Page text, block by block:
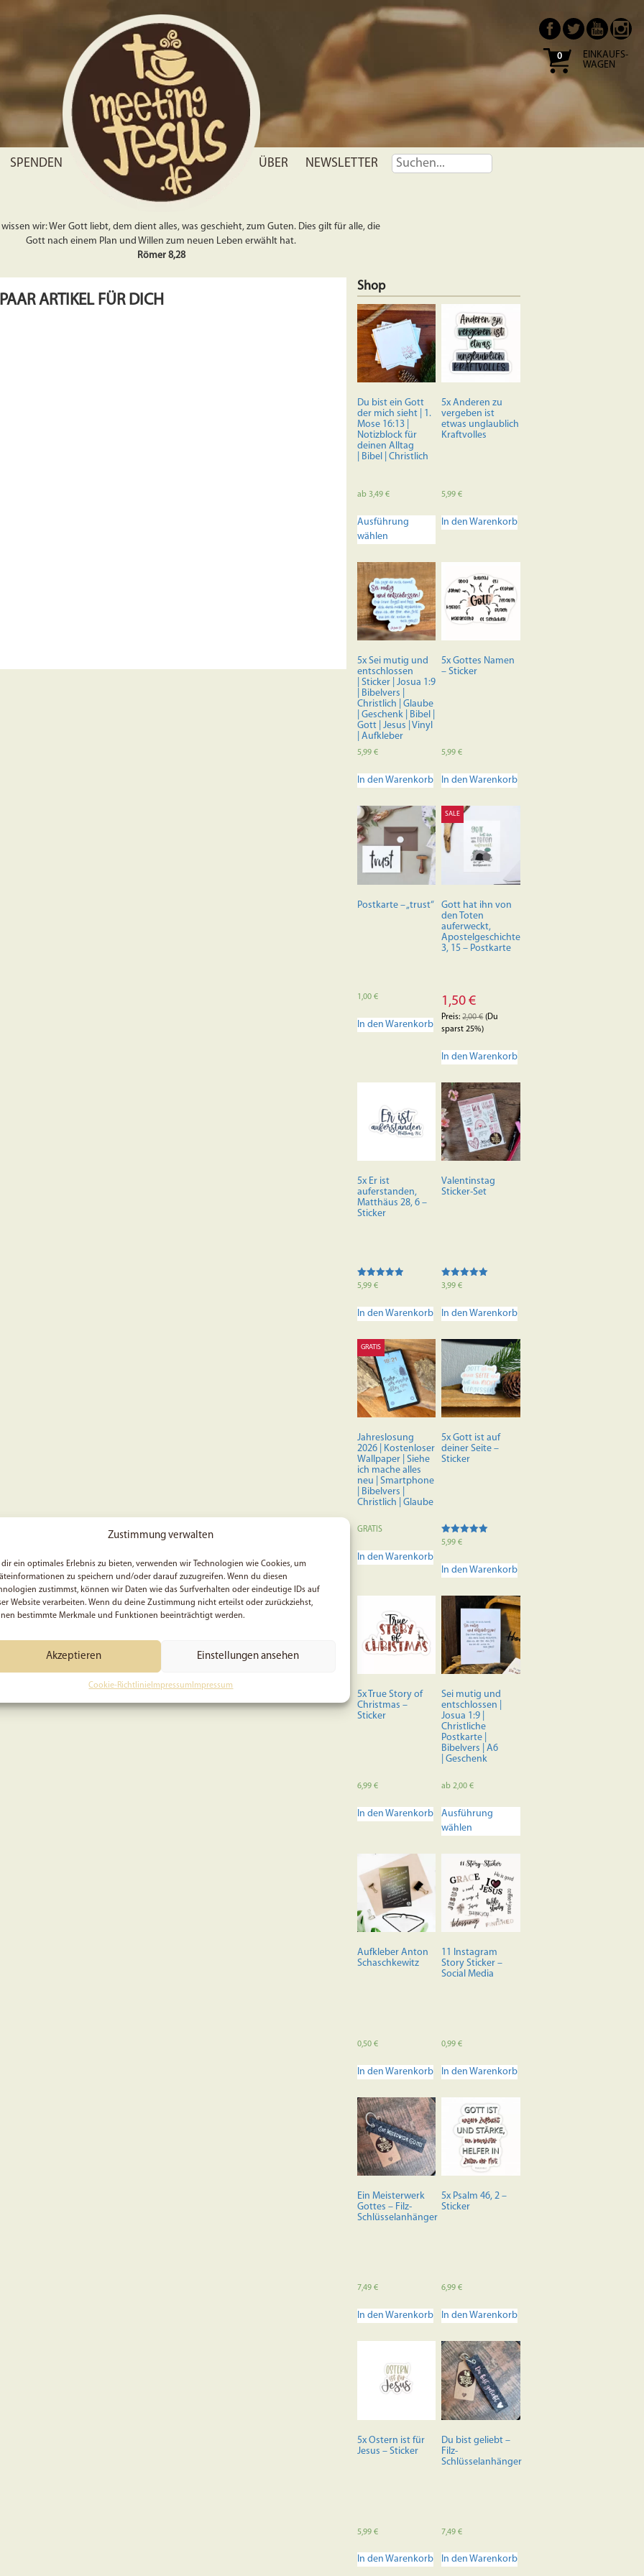
Zustimmung verwalten
dir ein optimales Erlebnis zu bieten, verwenden wir Technologien wie Cookies, um
zu speichern und/oder darauf zuzugreifen. Wenn du diesen
zustimmst, können wir Daten wie das Surfverhalten oder eindeutige IDs auf
Website verarbeiten. Wenn du deine Zustimmung nicht erteilst oder zurückziehst,
bestimmte Merkmale und Funktionen beeinträchtigt werden.
Akzeptieren Einstellungen ansehen
Cookie-Richtlinie Impressum Impressum
0
EINKAUFS-
WAGEN
SPENDEN ÜBER NEWSLETTER
wir: Wer Gott liebt, dem dient alles, was geschieht, zum Guten. Dies gilt für alle, die
Gott nach einem Plan und Willen zum neuen Leben erwählt hat.
Römer 8,28
ARTIKEL FÜR DICH
Shop
Du bist ein Gott
der mich sieht | 1.
Mose 16:13 |
Notizblock für
deinen Alltag
| Bibel | Christlich
ab 3,49 €
Ausführung
wählen
Produkt
auf.
Optionen
können
auf
der
Produktseite
gewählt
5x Anderen zu
vergeben ist
etwas unglaublich
Kraftvolles
5,99€
In den Warenkorb
5x Sei mutig und
entschlossen
| Sticker | Josua 1:9
| Bibelvers |
Christlich | Glaube
| Geschenk | Bibel |
Gott | Jesus | Vinyl
| Aufkleber
5,99 €
In den Warenkorb
5x Gottes Namen
– Sticker
5,99€
In den Warenkorb
Postkarte – „trust“
1,00 €
In den Warenkorb
SALE
Gott hat ihn von
den Toten
auferweckt,
Apostelgeschichte
3, 15 – Postkarte
1,50€
Preis:2,00€(Du
sparst 25%)
In den Warenkorb
5x Er ist
auferstanden,
Matthäus 28, 6 –
Sticker
Bewertet mit
5,99 €
In den Warenkorb
Valentinstag
Sticker-Set
Bewertet mit
3,99€
In den Warenkorb
GRATIS
Jahreslosung
2026 | Kostenloser
Wallpaper | Siehe
ich mache alles
neu | Smartphone
| Bibelvers |
Christlich | Glaube
GRATIS
In den Warenkorb
5x Gott ist auf
deiner Seite –
Sticker
Bewertet mit
5,99€
In den Warenkorb
5x True Story of
Christmas –
Sticker
6,99 €
In den Warenkorb
Sei mutig und
entschlossen |
Josua 1:9 |
Christliche
Postkarte |
Bibelvers | A6
| Geschenk
ab2,00€
Ausführung
wählen
auf
Aufkleber Anton
Schaschkewitz
0,50 €
In den Warenkorb
11 Instagram
Story Sticker –
Social Media
0,99€
In den Warenkorb
Ein Meisterwerk
Gottes – Filz-
Schlüsselanhänger
7,49 €
In den Warenkorb
5x Psalm 46, 2 –
Sticker
6,99€
In den Warenkorb
5x Ostern ist für
Jesus – Sticker
5,99 €
In den Warenkorb
Du bist geliebt –
Filz-
Schlüsselanhänger
7,49€
In den Warenkorb